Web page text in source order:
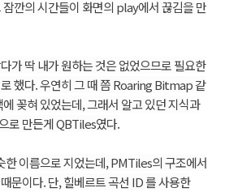
깐의 시간들이 화면의 play에서 끊김을 만
가 딱 내가 원하는 것은 없었으므로 필요한
했다.우연히 그 때 쯤 Roaring Bitmap 같
꽂혀 있었는데, 그래서 알고 있던 지식과
로 만든게 QBTiles였다.
이름으로 지었는데, PMTiles의 구조에서
문이다. 단, 힐베르트 곡선 ID 를 사용한